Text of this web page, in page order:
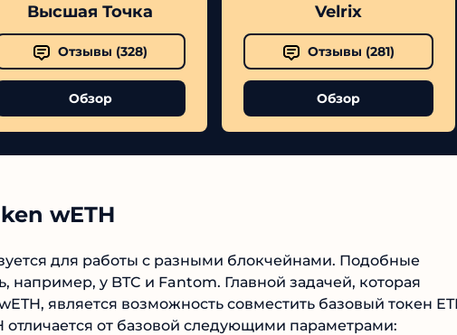
Высшая Точка
Отзывы (328)
Обзор
Velrix
Отзывы (281)
Обзор
wETH
для работы с разными блокчейнами. Подобные
у BTC и Fantom. Главной задачей, которая
является возможность совместить базовый токен
от базовой следующими параметрами: